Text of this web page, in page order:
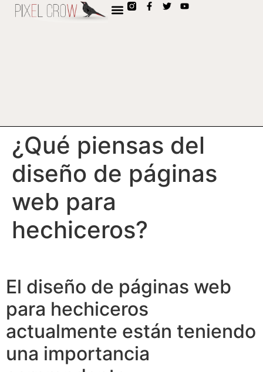
contenido
¿Qué piensas del
diseño de páginas
web para
hechiceros?
El diseño de páginas web
para hechiceros
actualmente están teniendo
una importancia